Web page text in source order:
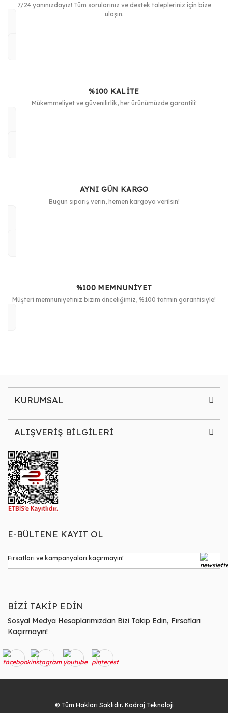
7/24 yanınızdayız! Tüm sorularınız ve destek talepleriniz için bize
ulaşın.
%100 KALİTE
Mükemmeliyet ve güvenilirlik, her ürünümüzde garantili!
AYNI GÜN KARGO
Bugün sipariş verin, hemen kargoya verilsin!
%100 MEMNUNİYET
Müşteri memnuniyetiniz bizim önceliğimiz, %100 tatmin garantisiyle!
KURUMSAL
ALIŞVERİŞ BİLGİLERİ
E-BÜLTENE KAYIT OL
BİZİ TAKİP EDİN
Sosyal Medya Hesaplarımızdan Bizi Takip Edin, Fırsatları
Kaçırmayın!
© Tüm Hakları Saklıdır. Kadraj Teknoloji